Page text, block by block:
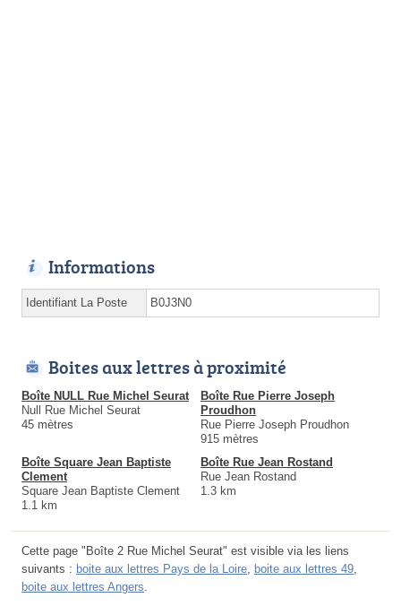
Informations
Identifiant La Poste B0J3N0
Boites aux lettres à proximité
Boîte NULL Rue Michel Seurat
Null Rue Michel Seurat
45 mètres
Boîte Rue Pierre Joseph
Proudhon
Rue Pierre Joseph Proudhon
915 mètres
Boîte Square Jean Baptiste
Clement
Square Jean Baptiste Clement
1.1 km
Boîte Rue Jean Rostand
Rue Jean Rostand
1.3 km
Cette page "Boîte 2 Rue Michel Seurat" est visible via les liens
suivants : boite aux lettres Pays de la Loire, boite aux lettres 49,
boite aux lettres Angers.